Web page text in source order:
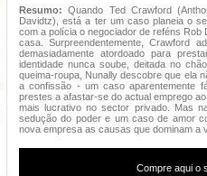
Resumo:Quando Ted Crawford
Davidtz), está a ter um caso planeia o
com a polícia o negociador de reféns
casa. Surpreendentemente, Crawford
demasiadamente atordoado para
identidade nunca soube, deitada no
queima-roupa, Nunally descobre que ela
a confissão - um caso aparentemente
prestes a afastar-se do actual emprego
mais lucrativo no sector privado. Mas
sedução do poder e um caso de amor
nova empresa as causas que dominam a
Compre aqui o